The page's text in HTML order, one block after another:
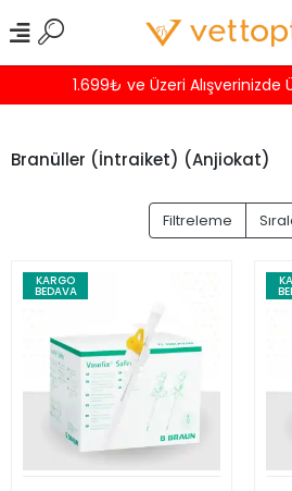
Branüller (İntraiket) (Anjiokat)
Filtreleme
KARGO
BEDAVA